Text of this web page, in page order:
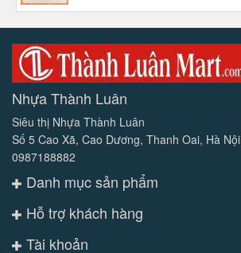
Nhựa Thành Luân
Siêu thị Nhựa Thành Luân
Số 5 Cao Xã, Cao Dương, Thanh Oai, Hà Nội
0987188882
Danh mục sản phẩm
Hỗ trợ khách hàng
Tài khoản